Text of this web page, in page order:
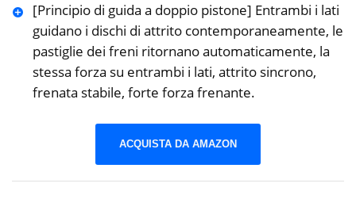
[Principio di guida a doppio pistone] Entrambi i lati
guidano i dischi di attrito contemporaneamente, le
pastiglie dei freni ritornano automaticamente, la
stessa forza su entrambi i lati, attrito sincrono,
frenata stabile, forte forza frenante.
ACQUISTA DA AMAZON